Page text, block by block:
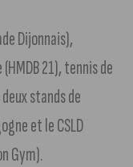
Dijonnais),
21), tennis de
stands de
et le CSLD
Gym).